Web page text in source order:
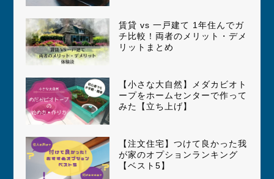
賃貸 vs 一戸建て 1年住んでガ
チ比較！両者のメリット・デメ
リットまとめ
【小さな大自然】メダカビオト
ープをホームセンターで作って
みた【立ち上げ】
【注文住宅】つけて良かった我
が家のオプションランキング
【ベスト5】